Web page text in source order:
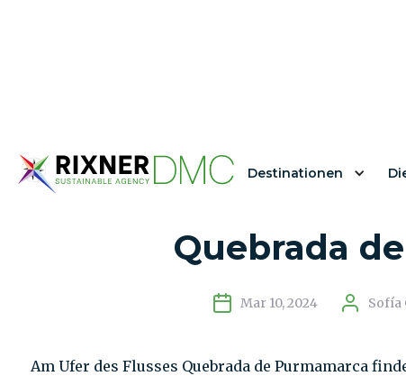
Destinationen
Hotel Manantial del
Quebrada
Mar 10, 2024 Sofía
Am Ufer des Flusses Quebrada de Purmamarca